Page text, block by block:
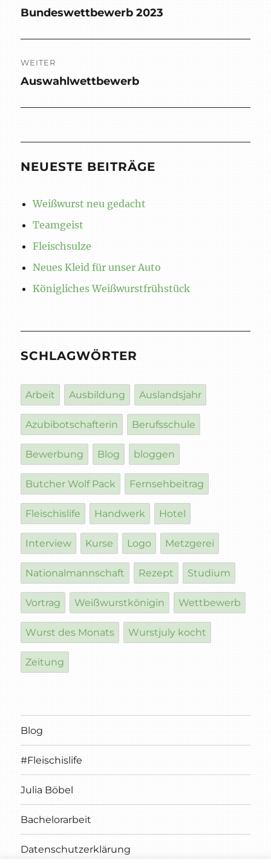
Vorheriger
Bundeswettbewerb 2023
WEITER
Nächster
Auswahlwettbewerb
NEUESTE BEITRÄGE
Weißwurst neu gedacht
Teamgeist
Fleischsulze
Neues Kleid für unser Auto
Königliches Weißwurstfrühstück
SCHLAGWÖRTER
Arbeit Ausbildung Auslandsjahr
Azubibotschafterin Berufsschule
Bewerbung Blog bloggen
Butcher Wolf Pack Fernsehbeitrag
Fleischislife Handwerk Hotel
Interview Kurse Logo Metzgerei
Nationalmannschaft Rezept Studium
Vortrag Weißwurstkönigin Wettbewerb
Wurst des Monats Wurstjuly kocht
Zeitung
Blog
#Fleischislife
Julia Böbel
Bachelorarbeit
Datenschutzerklärung